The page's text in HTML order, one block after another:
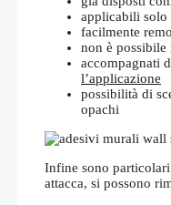
applicabili solo
facilmente
non è
accompagnati
l’applicazione
possibilità di
opachi
Infine sono
attacca, si possono